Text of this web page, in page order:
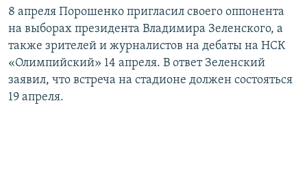
8 апреля Порошенко пригласил своего оппонента
на выборах президента Владимира Зеленского, а
также зрителей и журналистов на дебаты на НСК
«Олимпийский» 14 апреля. В ответ Зеленский
заявил, что встреча на стадионе должен состояться
19 апреля.